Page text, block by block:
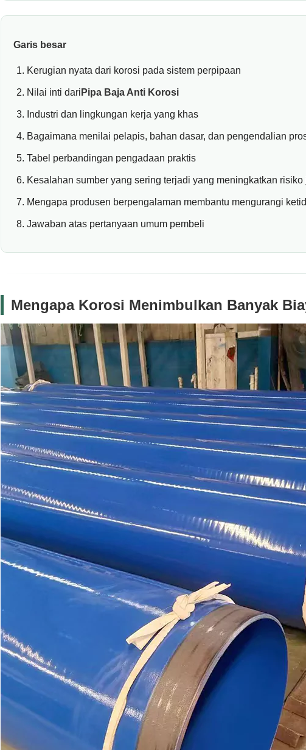
Garis besar
Kerugian nyata dari korosi pada sistem perpipaan
Nilai inti dari Pipa Baja Anti Korosi
Industri dan lingkungan kerja yang khas
Bagaimana menilai pelapis, bahan dasar, dan pengendalian
Tabel perbandingan pengadaan praktis
Kesalahan sumber yang sering terjadi yang meningkatkan
Mengapa produsen berpengalaman membantu mengurangi
Jawaban atas pertanyaan umum pembeli
Mengapa Korosi Menimbulkan Banyak